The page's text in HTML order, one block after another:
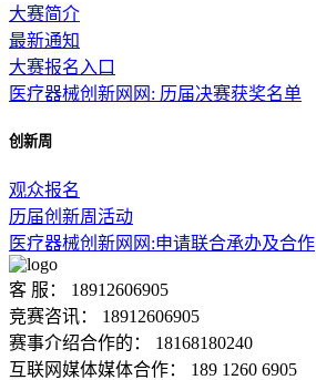
大赛简介
最新通知
大赛报名入口
医疗器械创新网网: 历届决赛获奖名单
创新周
观众报名
历届创新周活动
医疗器械创新网网:申请联合承办及合作
客 服： 18912606905
竞赛咨讯： 18912606905
赛事介绍合作的： 18168180240
互联网媒体媒体合作： 189 1260 6905